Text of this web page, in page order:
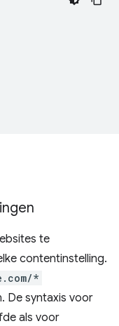
te
contentinstelling.
*
De syntaxis voor
als voor